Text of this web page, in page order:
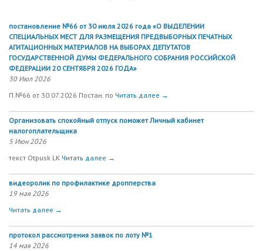
постановление №66 от 30 июля 2026 года «О ВЫДЕЛЕНИИ
СПЕЦИАЛЬНЫХ МЕСТ ДЛЯ РАЗМЕЩЕНИЯ ПРЕДВЫБОРНЫХ ПЕЧАТНЫХ
АГИТАЦИОННЫХ МАТЕРИАЛОВ НА ВЫБОРАХ ДЕПУТАТОВ
ГОСУДАРСТВЕННОЙ ДУМЫ ФЕДЕРАЛЬНОГО СОБРАНИЯ РОССИЙСКОЙ
ФЕДЕРАЦИИ 20 СЕНТЯБРЯ 2026 ГОДА»
30 Июл 2026
П.№66 от 30.07.2026 Постан. по Читать далее →
Организовать спокойный отпуск поможет Личный кабинет
налогоплательщика
5 Июн 2026
текст Otpusk LK Читать далее →
видеоролик по профилактике дропперства
19 мая 2026
Читать далее →
протокол рассмотрения заявок по лоту №1
14 мая 2026